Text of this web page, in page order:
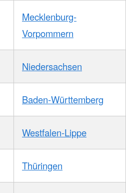
Mecklenburg-
Vorpommern
Niedersachsen
Baden-Württemberg
Westfalen-Lippe
Thüringen